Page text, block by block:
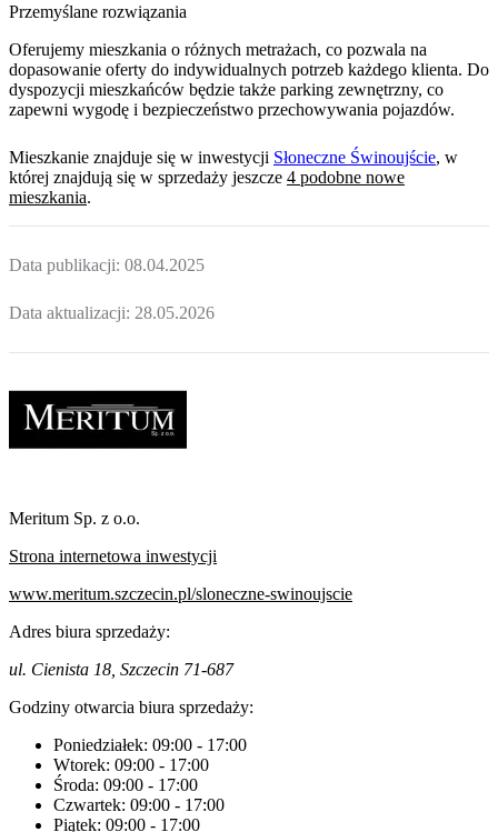
Przemyślane rozwiązania
Oferujemy mieszkania o różnych metrażach, co pozwala na
dopasowanie oferty do indywidualnych potrzeb każdego klienta. Do
dyspozycji mieszkańców będzie także parking zewnętrzny, co
zapewni wygodę i bezpieczeństwo przechowywania pojazdów.
Mieszkanie znajduje się w inwestycji Słoneczne Świnoujście, w
której znajdują się w sprzedaży jeszcze 4 podobne nowe
mieszkania.
Data publikacji: 08.04.2025
Data aktualizacji: 28.05.2026
Meritum Sp. z o.o.
Strona internetowa inwestycji
www.meritum.szczecin.pl/sloneczne-swinoujscie
Adres biura sprzedaży:
ul. Cienista 18, Szczecin 71-687
Godziny otwarcia biura sprzedaży:
Poniedziałek: 09:00 - 17:00
Wtorek: 09:00 - 17:00
Środa: 09:00 - 17:00
Czwartek: 09:00 - 17:00
Piątek: 09:00 - 17:00